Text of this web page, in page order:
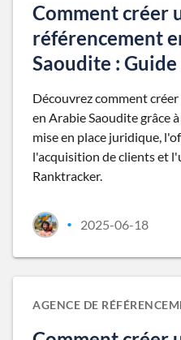
Comment créer
référencement
Saoudite :
Découvrez comment
en Arabie Saoudite grâce
mise en place juridique,
l'acquisition de clients et
Ranktracker.
• 2025-06-18
AGENCE DE